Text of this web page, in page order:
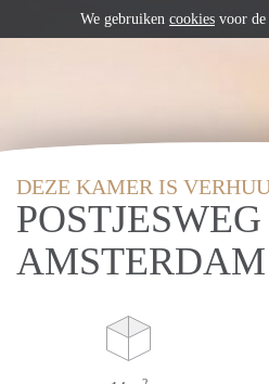
DEZE KAMER IS
AMSTERDAM
We gebruiken cookies voor de